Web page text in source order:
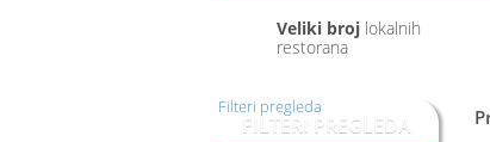
Veliki broj lokalnih
restorana
FILTERI PREGLEDA
Filteri pregleda